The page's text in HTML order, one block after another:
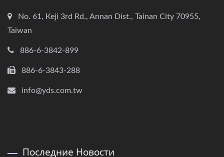
No. 61, Keji 3rd Rd., Annan Dist., Tainan City 70955,
Taiwan
886-6-3842-899
886-6-3843-288
info@yds.com.tw
Последние Новости